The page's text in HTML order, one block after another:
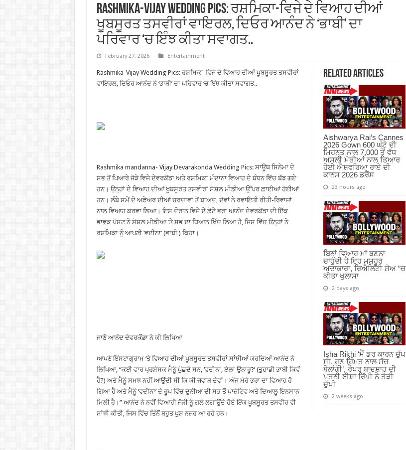
Rashmika-Vijay Wedding Pics: ਰਸ਼ਮਿਕਾ-ਵਿਜੇ ਦੇ ਵਿਆਹ ਦੀਆਂ
ਖੂਬਸੂਰਤ ਤਸਵੀਰਾਂ ਵਾਇਰਲ, ਦਿਓਰ ਆਨੰਦ ਨੇ ‘ਭਾਬੀ’ ਦਾ
ਪਰਿਵਾਰ ‘ਚ ਇੰਝ ਕੀਤਾ ਸਵਾਗਤ..
February 27, 2026 Entertainment
Related Articles
Aishwarya Rai’s Cannes
2026 Gown 600 ਘੰਟੇ ਦੀ
ਮਿਹਨਤ ਨਾਲ 7,000 ਤੋਂ ਵੱਧ
ਅਸਲੀ ਮੋਤੀਆਂ ਨਾਲ ਤਿਆਰ
ਹੋਈ ਐਸ਼ਵਰਿਆ ਰਾਏ ਦੀ
ਕਾਨਸ 2026 ਡਰੈੱਸ
23 hours ago
ਬਿਨਾਂ ਵਿਆਹ ਮਾਂ ਬਣਨਾ
ਚਾਹੁੰਦੀ ਹੈ ਇਹ ਮਸ਼ਹੂਰ
ਅਦਾਕਾਰਾ, ਰਿਐਲਿਟੀ ਸ਼ੋਅ ”ਚ
ਕੀਤਾ ਖੁਲਾਸਾ
2 days ago
Isha Rikhi ‘ਮੈਂ ਡਰ ਕਾਰਨ ਚੁੱਪ
ਸੀ, ਹੁਣ ਹਿੰਮਤ ਨਾਲ ਸੱਚ
ਬੋਲਾਂਗੀ’, ਰੈਪਰ ਬਾਦਸ਼ਾਹ ਦੀ
ਪਤਨੀ ਈਸ਼ਾ ਰਿੱਖੀ ਨੇ ਤੋੜੀ
ਚੁੱਪੀ
2 weeks ago
Rashmika-Vijay Wedding Pics: ਰਸ਼ਮਿਕਾ-ਵਿਜੇ ਦੇ ਵਿਆਹ ਦੀਆਂ ਖੂਬਸੂਰਤ ਤਸਵੀਰਾਂ
ਵਾਇਰਲ, ਦਿਓਰ ਆਨੰਦ ਨੇ ‘ਭਾਬੀ’ ਦਾ ਪਰਿਵਾਰ ‘ਚ ਇੰਝ ਕੀਤਾ ਸਵਾਗਤ..
Rashmika mandanna- Vijay Devarakonda Wedding Pics: ਸਾਊਥ ਸਿਨੇਮਾ ਦੇ
ਸਭ ਤੋਂ ਪਿਆਰੇ ਜੋੜੇ ਵਿਜੇ ਦੇਵਰਕੋਂਡਾ ਅਤੇ ਰਸ਼ਮਿਕਾ ਮੰਦਾਨਾ ਵਿਆਹ ਦੇ ਬੰਧਨ ਵਿੱਚ ਬੱਝ ਗਏ
ਹਨ। ਉਨ੍ਹਾਂ ਦੇ ਵਿਆਹ ਦੀਆਂ ਖੂਬਸੂਰਤ ਤਸਵੀਰਾਂ ਸੋਸ਼ਲ ਮੀਡੀਆ ਉੱਪਰ ਛਾਈਆਂ ਹੋਈਆਂ
ਹਨ। ਲੰਬੇ ਸਮੇਂ ਦੇ ਅਫੇਅਰ ਦੀਆਂ ਚਰਚਾਵਾਂ ਤੋਂ ਬਾਅਦ, ਦੋਵਾਂ ਨੇ ਰਵਾਇਤੀ ਰੀਤੀ-ਰਿਵਾਜਾਂ
ਨਾਲ ਵਿਆਹ ਕਰਵਾ ਲਿਆ। ਇਸ ਦੌਰਾਨ ਵਿਜੇ ਦੇ ਛੋਟੇ ਭਰਾ ਆਨੰਦ ਦੇਵਰਕੋਂਡਾ ਦੀ ਇੱਕ
ਭਾਵੁਕ ਪੋਸਟ ਨੇ ਸੋਸ਼ਲ ਮੀਡੀਆ ‘ਤੇ ਸਭ ਦਾ ਧਿਆਨ ਖਿੱਚ ਲਿਆ ਹੈ, ਜਿਸ ਵਿੱਚ ਉਨ੍ਹਾਂ ਨੇ
ਰਸ਼ਮਿਕਾ ਨੂੰ ਆਪਣੀ ‘ਵਦੀਨਾ’ (ਭਾਬੀ ) ਕਿਹਾ।
ਜਾਣੋ ਆਨੰਦ ਦੇਵਰਕੋਂਡਾ ਨੇ ਕੀ ਲਿਖਿਆ
ਆਪਣੇ ਇੰਸਟਾਗ੍ਰਾਮ ‘ਤੇ ਵਿਆਹ ਦੀਆਂ ਖੂਬਸੂਰਤ ਤਸਵੀਰਾਂ ਸਾਂਝੀਆਂ ਕਰਦਿਆਂ ਆਨੰਦ ਨੇ
ਲਿਖਿਆ, “ਕਈ ਵਾਰ ਪ੍ਰਸ਼ੰਸਕ ਮੈਨੂੰ ਪੁੱਛਦੇ ਸਨ, ‘ਵਦੀਨਾ, ਏਲਾ ਉਨਾਰੂ?’ (ਤੁਹਾਡੀ ਭਾਬੀ ਕਿਵੇਂ
ਹੈ?) ਅਤੇ ਮੈਨੂੰ ਸਮਝ ਨਹੀਂ ਆਉਂਦੀ ਸੀ ਕਿ ਕੀ ਜਵਾਬ ਦੇਵਾਂ। ਅੱਜ ਮੇਰੇ ਭਰਾ ਦਾ ਵਿਆਹ ਹੋ
ਗਿਆ ਹੈ ਅਤੇ ਮੈਨੂੰ ‘ਵਦੀਨਾ’ ਦੇ ਰੂਪ ਵਿੱਚ ਦੁਨੀਆ ਦੀ ਸਭ ਤੋਂ ਪਾਜ਼ੇਟਿਵ ਅਤੇ ਦਿਆਲੂ ਇਨਸਾਨ
ਮਿਲੀ ਹੈ।” ਆਨੰਦ ਨੇ ਨਵੀਂ ਵਿਆਹੀ ਜੋੜੀ ਨੂੰ ਗਲੇ ਲਗਾਉਂਦੇ ਹੋਏ ਇੱਕ ਖੂਬਸੂਰਤ ਤਸਵੀਰ ਵੀ
ਸਾਂਝੀ ਕੀਤੀ, ਜਿਸ ਵਿੱਚ ਤਿੰਨੋਂ ਬਹੁਤ ਖੁਸ਼ ਨਜ਼ਰ ਆ ਰਹੇ ਹਨ।